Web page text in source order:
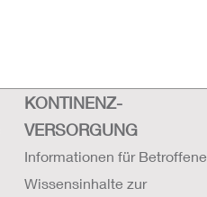
KONTINENZ-
VERSORGUNG
Informationen für Betroffene
Wissensinhalte zur